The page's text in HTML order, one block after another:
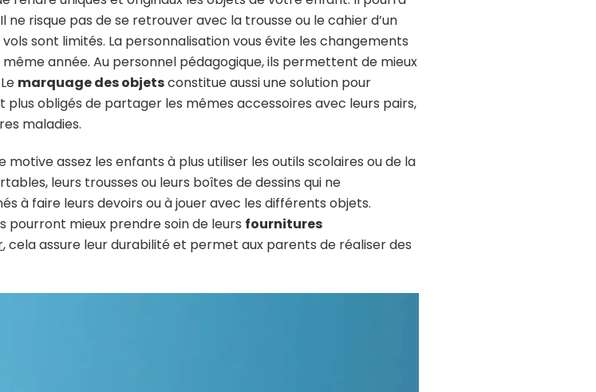
risque pas de se retrouver avec la trousse ou le cahier d’un
sont limités. La personnalisation vous évite les changements
année. Au personnel pédagogique, ils permettent de mieux
marquage des objetsconstitue aussi une solution pour
plus obligés de partager les mêmes accessoires avec leurs pairs,
maladies.
motive assez les enfants à plus utiliser les outils scolaires ou de la
leurs trousses ou leurs boîtes de dessins qui ne
à faire leurs devoirs ou à jouer avec les différents objets.
pourront mieux prendre soin de leurs fournitures
, cela assure leur durabilité et permet aux parents de réaliser des